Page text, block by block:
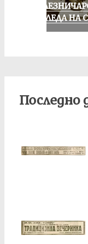
ПОГЛЕДА НА
Последно